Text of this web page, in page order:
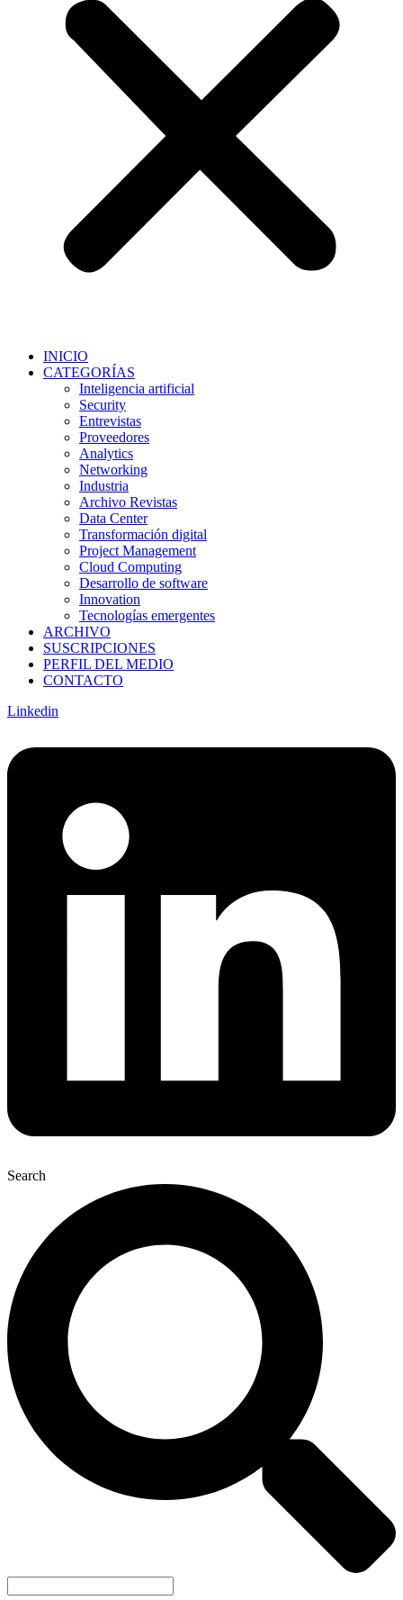
INICIO
CATEGORÍAS
Inteligencia artificial
Security
Entrevistas
Proveedores
Analytics
Networking
Industria
Archivo Revistas
Data Center
Transformación digital
Project Management
Cloud Computing
Desarrollo de software
Innovation
Tecnologías emergentes
ARCHIVO
SUSCRIPCIONES
PERFIL DEL MEDIO
CONTACTO
Linkedin
Search